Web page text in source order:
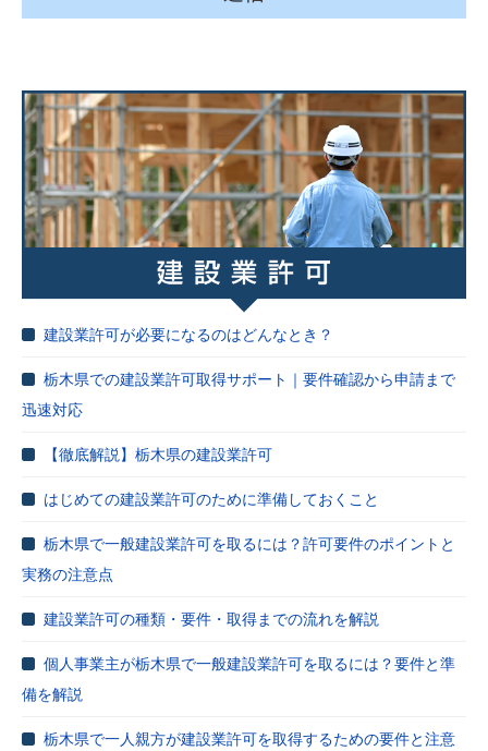
建設業許可が必要になるのはどんなとき？
栃木県での建設業許可取得サポート｜要件確認から申請まで
迅速対応
【徹底解説】栃木県の建設業許可
はじめての建設業許可のために準備しておくこと
栃木県で一般建設業許可を取るには？許可要件のポイントと
実務の注意点
建設業許可の種類・要件・取得までの流れを解説
個人事業主が栃木県で一般建設業許可を取るには？要件と準
備を解説
栃木県で一人親方が建設業許可を取得するための要件と注意